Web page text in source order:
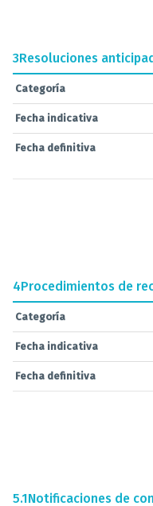
3Resoluciones
Categoría
Fecha indicativa
Fecha definitiva
4Procedimientos de
Categoría
Fecha indicativa
Fecha definitiva
5.1Notificaciones de